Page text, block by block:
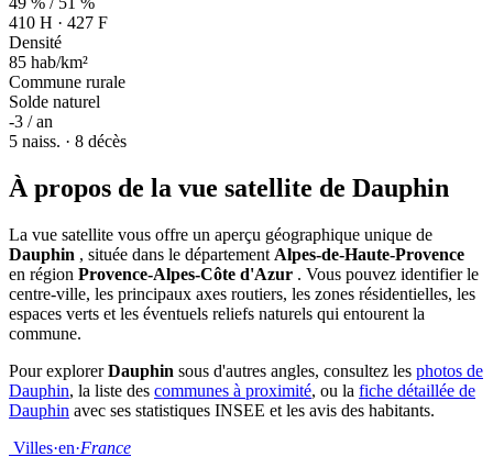
410 H · 427 F
Densité
85 hab/km²
Commune rurale
Solde naturel
-3 / an
5 naiss. · 8 décès
À propos de la vue satellite de Dauphin
La vue satellite vous offre un aperçu géographique unique de
Dauphin , située dans le département Alpes-de-Haute-Provence
en région Provence-Alpes-Côte d'Azur . Vous pouvez identifier le
centre-ville, les principaux axes routiers, les zones résidentielles, les
espaces verts et les éventuels reliefs naturels qui entourent la
commune.
Pour explorerDauphin sous d'autres angles, consultez les photos de
Dauphin, la liste des communes à proximité, ou la fiche détaillée de
Dauphin avec ses statistiques INSEE et les avis des habitants.
Villes·en·France